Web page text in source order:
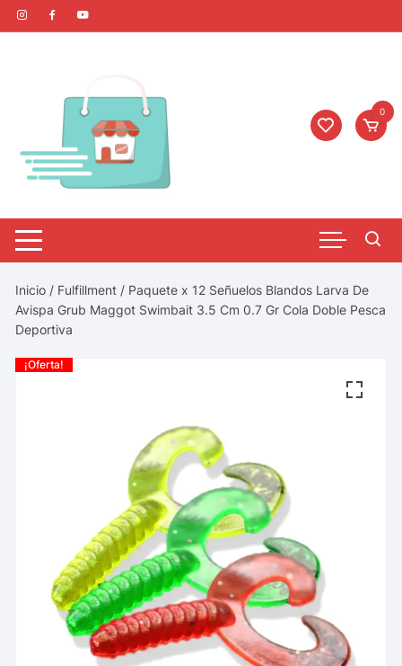
0
Inicio / Fulfillment / Paquete x 12 Señuelos Blandos Larva De
Avispa Grub Maggot Swimbait 3.5 Cm 0.7 Gr Cola Doble Pesca
Deportiva
¡Oferta!